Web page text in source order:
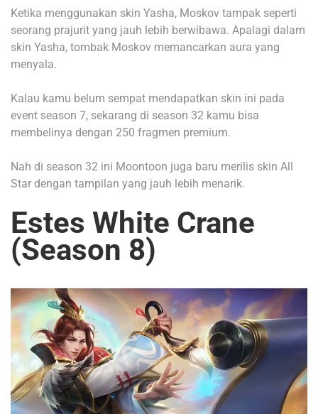
Ketika menggunakan skin Yasha, Moskov tampak seperti
seorang prajurit yang jauh lebih berwibawa. Apalagi dalam
skin Yasha, tombak Moskov memancarkan aura yang
menyala.
Kalau kamu belum sempat mendapatkan skin ini pada
event season 7, sekarang di season 32 kamu bisa
membelinya dengan 250 fragmen premium.
Nah di season 32 ini Moontoon juga baru merilis skin All
Star dengan tampilan yang jauh lebih menarik.
Estes White Crane
(Season 8)